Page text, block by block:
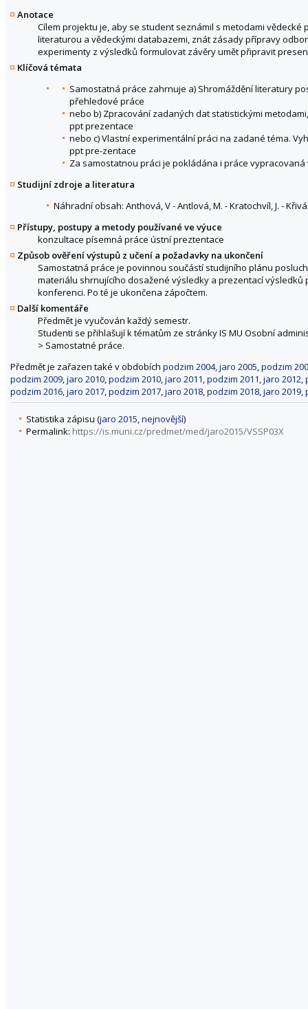
Anotace
Cílem projektu je, aby se student seznámil s metodami
literaturou a vědeckými databazemi, znát zásady přípravy
experimenty z výsledků formulovat závěry umět připravit
Klíčová témata
Samostatná práce zahrnuje a) Shromáždění literatury
přehledové práce
nebo b) Zpracování zadaných dat statistickými
ppt prezentace
nebo c) Vlastní experimentální práci na zadané téma.
ppt pre-zentace
Za samostatnou práci je pokládána i práce
Studijní zdroje a literatura
Náhradní obsah: Anthová, V - Antlová, M. - Kratochvíl, J. -
Přístupy, postupy a metody používané ve výuce
konzultace písemná práce ústní preztentace
Způsob ověření výstupů z učení a požadavky na ukončení
Samostatná práce je povinnou součástí studijního plánu
materiálu shrnujícího dosažené výsledky a prezentací
konferenci. Po té je ukončena zápočtem.
Další komentáře
Předmět je vyučován každý semestr.
Studenti se přihlašují k tématům ze stránky IS MU Osobní
> Samostatné práce.
Předmět je zařazen také v obdobích podzim 2004,jaro 2005,podzim
podzim 2009,jaro 2010,podzim 2010,jaro 2011,podzim 2011,jaro 2012,
podzim 2016,jaro 2017,podzim 2017,jaro 2018,podzim 2018,jaro 2019,
Statistika zápisu (jaro 2015,nejnovější)
Permalink: https://is.muni.cz/predmet/med/jaro2015/VSSP03X